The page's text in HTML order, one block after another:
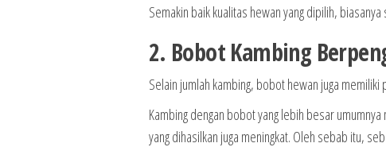
Semakin baik kualitas hewan yang dipilih,
2. Bobot Kambing
Selain jumlah kambing, bobot hewan juga
Kambing dengan bobot yang lebih besar
yang dihasilkan juga meningkat. Oleh sebab itu,